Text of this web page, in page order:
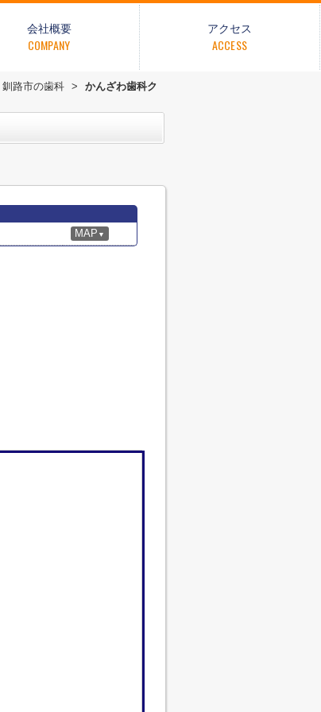
会社概要
COMPANY
アクセス
ACCESS
釧路市の歯科 >
かんざわ歯科ク
MAP ▼